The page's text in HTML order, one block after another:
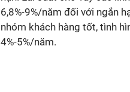
6,8%-9%/năm đối với ngắn
nhóm khách hàng tốt, tình
4%-5%/năm.